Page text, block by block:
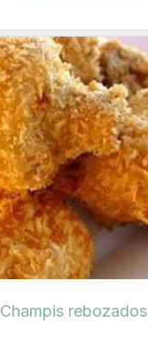
Champis rebozados